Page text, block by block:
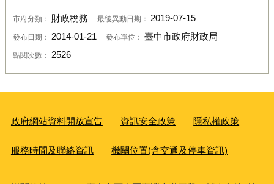
市府分類： 財政稅務 最後異動日期： 2019-07-15
發布日期： 2014-01-21 發布單位： 臺中市政府財政局
點閱次數： 2526
政府網站資料開放宣告 資訊安全政策 隱私權政策
服務時間及聯絡資訊 機關位置(含交通及停車資訊)